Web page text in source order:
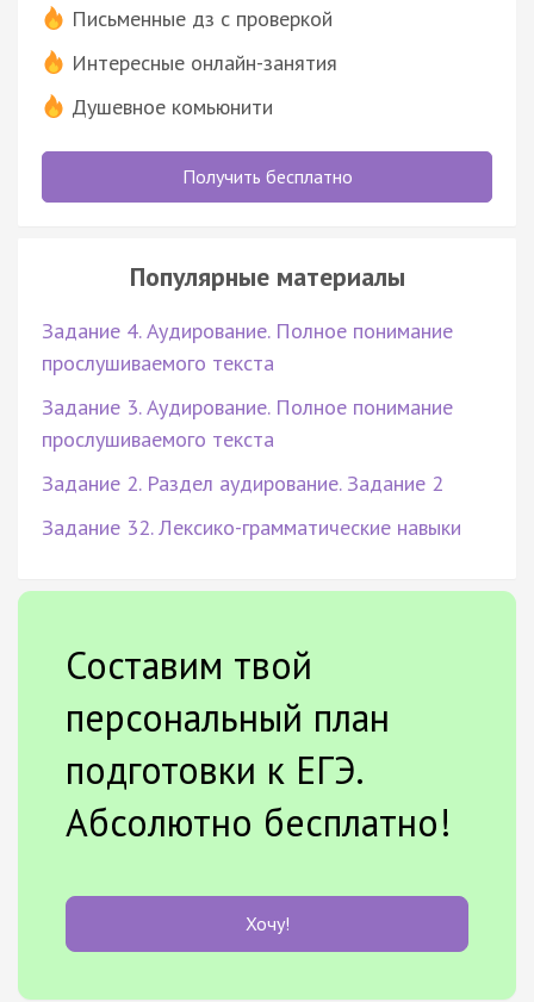
Письменные дз с проверкой
Интересные онлайн-занятия
Душевное комьюнити
Получить бесплатно
Популярные материалы
Задание 4. Аудирование. Полное понимание
прослушиваемого текста
Задание 3. Аудирование. Полное понимание
прослушиваемого текста
Задание 2. Раздел аудирование. Задание 2
Задание 32. Лексико-грамматические навыки
Составим твой
персональный план
подготовки к ЕГЭ.
Абсолютно бесплатно!
Хочу!